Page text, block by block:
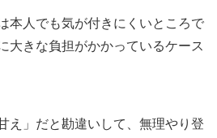
本人でも気が付きにくいところで
大きな負担がかかっているケース
え」だと勘違いして、無理やり登